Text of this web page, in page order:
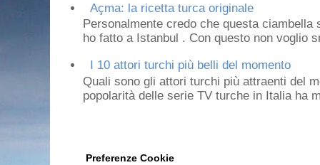
Açma: la ricetta turca originale
Personalmente credo che questa
ho fatto a Istanbul . Con questo non voglio
I 10 attori turchi più belli del momento
Quali sono gli attori turchi più attraenti del
popolarità delle serie TV turche in Italia ha
Preferenze Cookie